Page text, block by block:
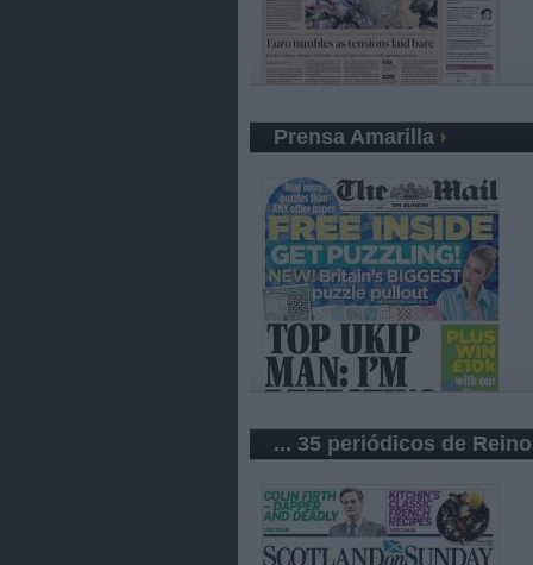
Prensa Amarilla
... 35 periódicos de